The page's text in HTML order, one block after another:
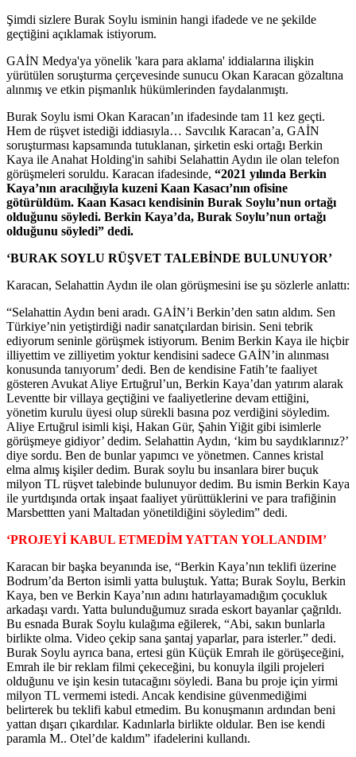
Şimdi sizlere Burak Soylu isminin hangi ifadede ve ne şekilde
geçtiğini açıklamak istiyorum.
GAİN Medya'ya yönelik 'kara para aklama' iddialarına ilişkin
yürütülen soruşturma çerçevesinde sunucu Okan Karacan gözaltına
alınmış ve etkin pişmanlık hükümlerinden faydalanmıştı.
Burak Soylu ismi Okan Karacan’ın ifadesinde tam 11 kez geçti.
Hem de rüşvet istediği iddiasıyla… Savcılık Karacan’a, GAİN
soruşturması kapsamında tutuklanan, şirketin eski ortağı Berkin
Kaya ile Anahat Holding'in sahibi Selahattin Aydın ile olan telefon
görüşmeleri soruldu. Karacan ifadesinde, “2021 yılında Berkin
Kaya’nın aracılığıyla kuzeni Kaan Kasacı’nın ofisine
götürüldüm. Kaan Kasacı kendisinin Burak Soylu’nun ortağı
olduğunu söyledi. Berkin Kaya’da, Burak Soylu’nun ortağı
olduğunu söyledi” dedi.
‘BURAK SOYLU RÜŞVET TALEBİNDE BULUNUYOR’
Karacan, Selahattin Aydın ile olan görüşmesini ise şu sözlerle anlattı:
“Selahattin Aydın beni aradı. GAİN’i Berkin’den satın aldım. Sen
Türkiye’nin yetiştirdiği nadir sanatçılardan birisin. Seni tebrik
ediyorum seninle görüşmek istiyorum. Benim Berkin Kaya ile hiçbir
illiyettim ve zilliyetim yoktur kendisini sadece GAİN’in alınması
konusunda tanıyorum’ dedi. Ben de kendisine Fatih’te faaliyet
gösteren Avukat Aliye Ertuğrul’un, Berkin Kaya’dan yatırım alarak
Leventte bir villaya geçtiğini ve faaliyetlerine devam ettiğini,
yönetim kurulu üyesi olup sürekli basına poz verdiğini söyledim.
Aliye Ertuğrul isimli kişi, Hakan Gür, Şahin Yiğit gibi isimlerle
görüşmeye gidiyor’ dedim. Selahattin Aydın, ‘kim bu saydıklarınız?’
diye sordu. Ben de bunlar yapımcı ve yönetmen. Cannes kristal
elma almış kişiler dedim. Burak soylu bu insanlara birer buçuk
milyon TL rüşvet talebinde bulunuyor dedim. Bu ismin Berkin Kaya
ile yurtdışında ortak inşaat faaliyet yürüttüklerini ve para trafiğinin
Marsbettten yani Maltadan yönetildiğini söyledim” dedi.
‘PROJEYİ KABUL ETMEDİM YATTAN YOLLANDIM’
Karacan bir başka beyanında ise, “Berkin Kaya’nın teklifi üzerine
Bodrum’da Berton isimli yatta buluştuk. Yatta; Burak Soylu, Berkin
Kaya, ben ve Berkin Kaya’nın adını hatırlayamadığım çocukluk
arkadaşı vardı. Yatta bulunduğumuz sırada eskort bayanlar çağrıldı.
Bu esnada Burak Soylu kulağıma eğilerek, “Abi, sakın bunlarla
birlikte olma. Video çekip sana şantaj yaparlar, para isterler.” dedi.
Burak Soylu ayrıca bana, ertesi gün Küçük Emrah ile görüşeceğini,
Emrah ile bir reklam filmi çekeceğini, bu konuyla ilgili projeleri
olduğunu ve işin kesin tutacağını söyledi. Bana bu proje için yirmi
milyon TL vermemi istedi. Ancak kendisine güvenmediğimi
belirterek bu teklifi kabul etmedim. Bu konuşmanın ardından beni
yattan dışarı çıkardılar. Kadınlarla birlikte oldular. Ben ise kendi
paramla M.. Otel’de kaldım” ifadelerini kullandı.